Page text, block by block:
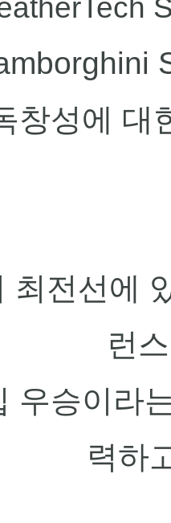
창성에 대
최전선에
런
우승이라
력하